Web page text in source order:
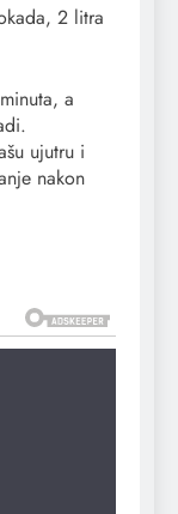
2 litra
a
ujutru i
nakon